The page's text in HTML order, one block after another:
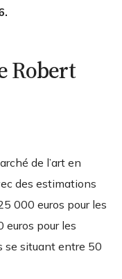
Robert
de l’art en
des estimations
000 euros pour les
euros pour les
se situant entre 50